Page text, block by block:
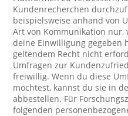
Kundenrecherchen
beispielsweise anhand von
Art von Kommunikation
deine Einwilligung gegeben
geltendem Recht nicht
Umfragen zur
freiwillig. Wenn du diese
möchtest, kannst du sie in
abbestellen. Für
folgenden